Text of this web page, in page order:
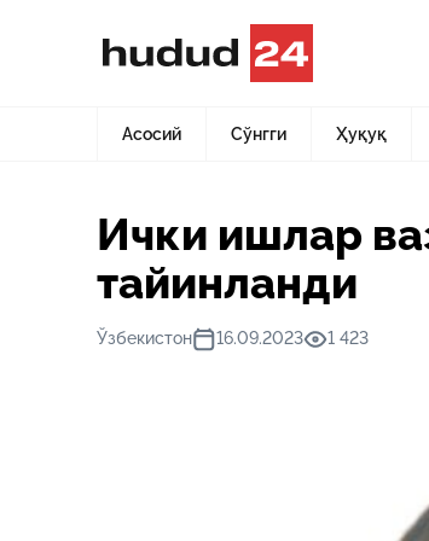
Асосий Сўнгги Ҳуқуқ
Янгиликлар Ички ишлар
Ички ишлар
тайинланди
Ўзбекистон 16.09.2023 1 423